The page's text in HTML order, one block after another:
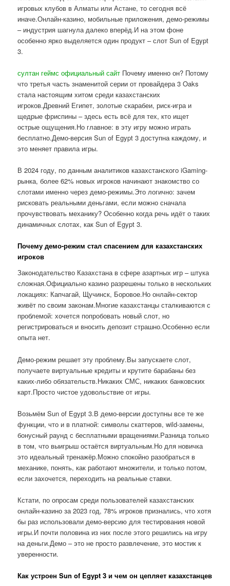
игровых клубов в Алматы или Астане, то сегодня всё
иначе.Онлайн-казино, мобильные приложения, демо-режимы
– индустрия шагнула далеко вперёд.И на этом фоне
особенно ярко выделяется один продукт – слот Sun of Egypt
3.
султан геймс официальный сайт Почему именно он? Потому
что третья часть знаменитой серии от провайдера 3 Oaks
стала настоящим хитом среди казахстанских
игроков.Древний Египет, золотые скарабеи, риск-игра и
щедрые фриспины – здесь есть всё для тех, кто ищет
острые ощущения.Но главное: в эту игру можно играть
бесплатно.Демо-версия Sun of Egypt 3 доступна каждому, и
это меняет правила игры.
В 2024 году, по данным аналитиков казахстанского iGaming-
рынка, более 62% новых игроков начинают знакомство со
слотами именно через демо-режимы.Это логично: зачем
рисковать реальными деньгами, если можно сначала
прочувствовать механику? Особенно когда речь идёт о таких
динамичных слотах, как Sun of Egypt 3.
Почему демо-режим стал спасением для казахстанских
игроков
Законодательство Казахстана в сфере азартных игр – штука
сложная.Официально казино разрешены только в нескольких
локациях: Капчагай, Щучинск, Боровое.Но онлайн-сектор
живёт по своим законам.Многие казахстанцы сталкиваются с
проблемой: хочется попробовать новый слот, но
регистрироваться и вносить депозит страшно.Особенно если
опыта нет.
Демо-режим решает эту проблему.Вы запускаете слот,
получаете виртуальные кредиты и крутите барабаны без
каких-либо обязательств.Никаких СМС, никаких банковских
карт.Просто чистое удовольствие от игры.
Возьмём Sun of Egypt 3.В демо-версии доступны все те же
функции, что и в платной: символы скаттеров, wild-замены,
бонусный раунд с бесплатными вращениями.Разница только
в том, что выигрыш остаётся виртуальным.Но для новичка
это идеальный тренажёр.Можно спокойно разобраться в
механике, понять, как работают множители, и только потом,
если захочется, переходить на реальные ставки.
Кстати, по опросам среди пользователей казахстанских
онлайн-казино за 2023 год, 78% игроков признались, что хотя
бы раз использовали демо-версию для тестирования новой
игры.И почти половина из них после этого решились на игру
на деньги.Демо – это не просто развлечение, это мостик к
уверенности.
Как устроен Sun of Egypt 3 и чем он цепляет казахстанцев